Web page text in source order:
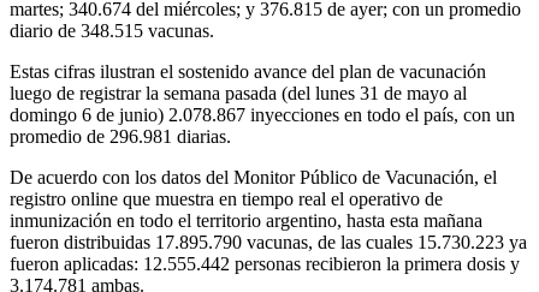
martes; 340.674 del miércoles; y 376.815 de ayer; con un promedio
diario de 348.515 vacunas.
Estas cifras ilustran el sostenido avance del plan de vacunación
luego de registrar la semana pasada (del lunes 31 de mayo al
domingo 6 de junio) 2.078.867 inyecciones en todo el país, con un
promedio de 296.981 diarias.
De acuerdo con los datos del Monitor Público de Vacunación, el
registro online que muestra en tiempo real el operativo de
inmunización en todo el territorio argentino, hasta esta mañana
fueron distribuidas 17.895.790 vacunas, de las cuales 15.730.223 ya
fueron aplicadas: 12.555.442 personas recibieron la primera dosis y
3.174.781 ambas.